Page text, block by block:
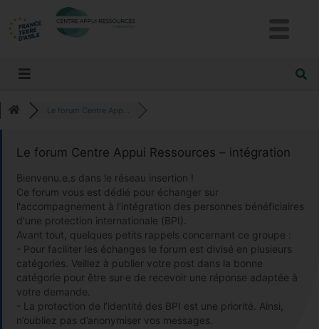
Le forum Centre App...
Le forum Centre Appui Ressources – intégration
Bienvenu.e.s dans le réseau insertion !
Ce forum vous est dédié pour échanger sur
l'accompagnement à l'intégration des personnes bénéficiaires
d'une protection internationale (BPI).
Avant tout, quelques petits rappels concernant ce groupe :
- Pour faciliter les échanges le forum est divisé en plusieurs
catégories. Veillez à publier votre post dans la bonne
catégorie pour être sur·e de recevoir une réponse adaptée à
votre demande.
- La protection de l’identité des BPI est une priorité. Ainsi,
n’oubliez pas d’anonymiser vos messages.